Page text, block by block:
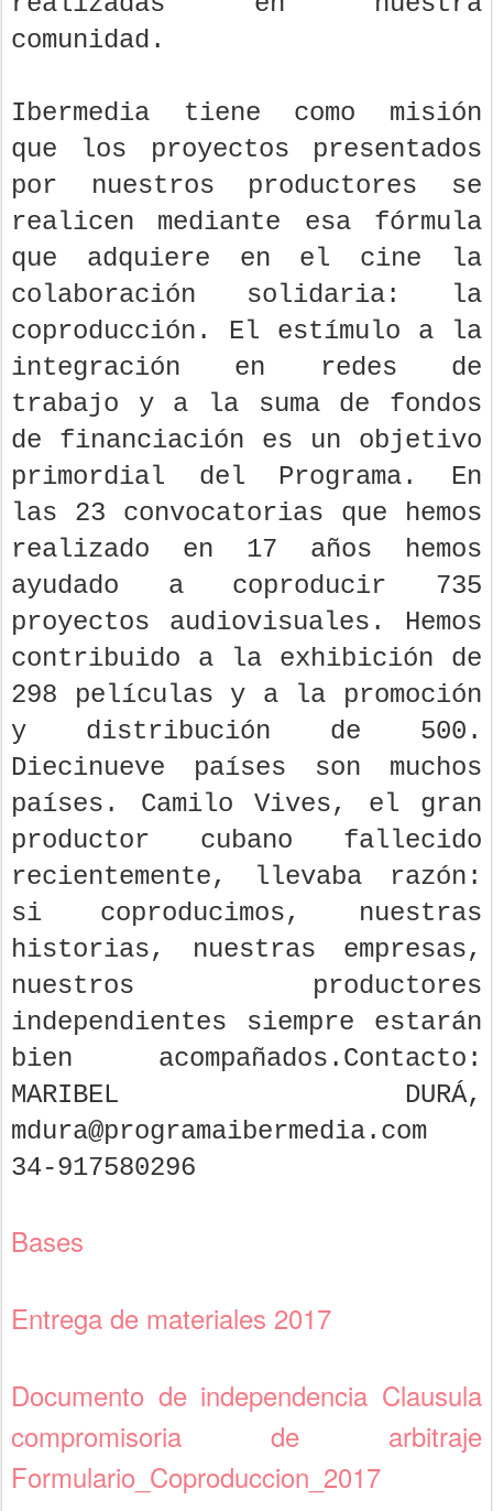
comunidad.
Ibermedia tiene como misión
que los proyectos presentados
por nuestros productores se
realicen mediante esa fórmula
que adquiere en el cine la
colaboración solidaria: la
coproducción. El estímulo a la
integración en redes de
trabajo y a la suma de fondos
de financiación es un objetivo
primordial del Programa. En
las 23 convocatorias que hemos
realizado en 17 años hemos
ayudado a coproducir 735
proyectos audiovisuales. Hemos
contribuido a la exhibición de
298 películas y a la promoción
y distribución de 500.
Diecinueve países son muchos
países. Camilo Vives, el gran
productor cubano fallecido
recientemente, llevaba razón:
si coproducimos, nuestras
historias, nuestras empresas,
nuestros productores
independientes siempre estarán
bien acompañados.Contacto:
MARIBEL DURÁ,
mdura@programaibermedia.com
34-917580296
Bases
Entrega de materiales 2017
Documento de independencia Clausula
compromisoria de arbitraje
Formulario_Coproduccion_2017